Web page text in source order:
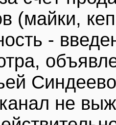
(майки,
-
не